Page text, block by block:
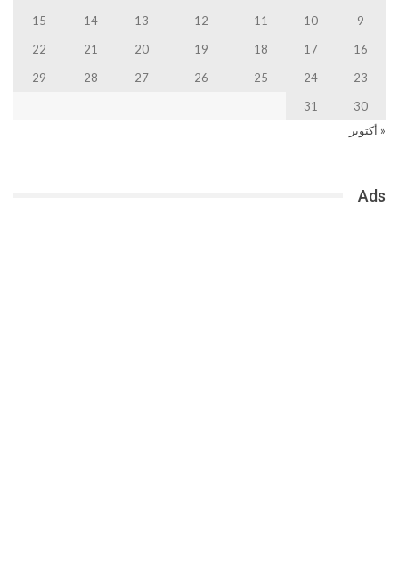
9
10
11
12
13
14
15
16
17
18
19
20
21
22
23
24
25
26
27
28
29
30
31
« أكتوبر
Ads